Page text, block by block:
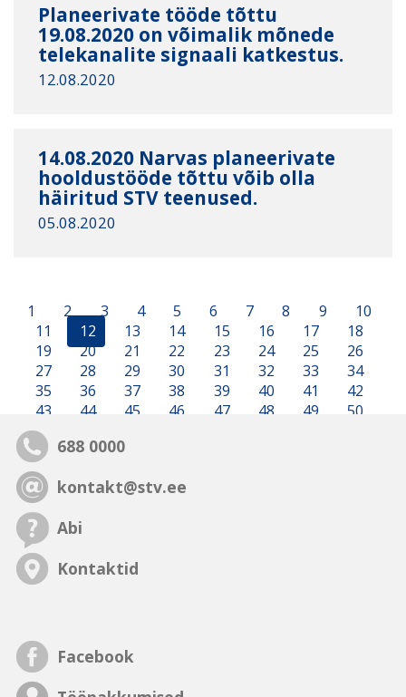
Planeerivate tööde tõttu
19.08.2020 on võimalik mõnede
telekanalite signaali katkestus.
12.08.2020
14.08.2020 Narvas planeerivate
hooldustööde tõttu võib olla
häiritud STV teenused.
05.08.2020
1 2 3 4 5 6 7 8 9
10
11
12 13 14 15 16 17
18
19
20 21 22 23 24 25
26
27
28 29 30 31 32 33
34
35
36 37 38 39 40 41
42
43
44 45 46 47 48 49 50
688 0000
kontakt@stv.ee
Abi
Kontaktid
Facebook